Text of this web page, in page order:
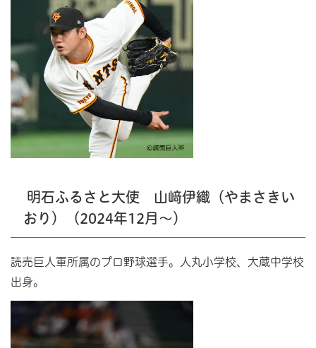
明石ふるさと大使 山﨑伊織（やまさきい
おり）（2024年12月～）
読売巨人軍所属のプロ野球選手。人丸小学校、大蔵中学校
出身。